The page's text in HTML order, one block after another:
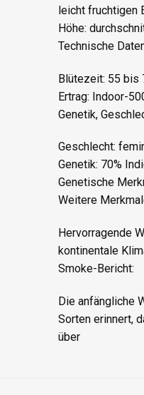
leicht fruchtigen
Höhe:
Technische
Blütezeit: 55 bis
Ertrag: Indoor-
Genetik,
Geschlecht:
Genetik: 70%
Genetische
Weitere
Hervorragende
kontinentale
Smoke-Bericht:
Die anfängliche
Sorten erinnert,
über